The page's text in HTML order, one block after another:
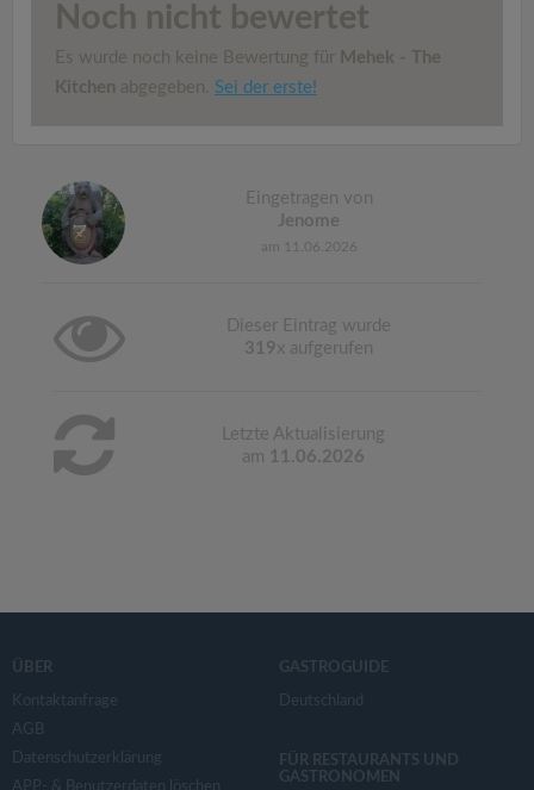
Noch nicht bewertet
Es wurde noch keine Bewertung für Mehek - The
Kitchen abgegeben. Sei der erste!
Eingetragen von
Jenome
am 11.06.2026
Dieser Eintrag wurde
319x aufgerufen
Letzte Aktualisierung
am 11.06.2026
ÜBER
Kontaktanfrage
AGB
Datenschutzerklärung
GASTROGUIDE
Deutschland
FÜR RESTAURANTS UND
GASTRONOMEN